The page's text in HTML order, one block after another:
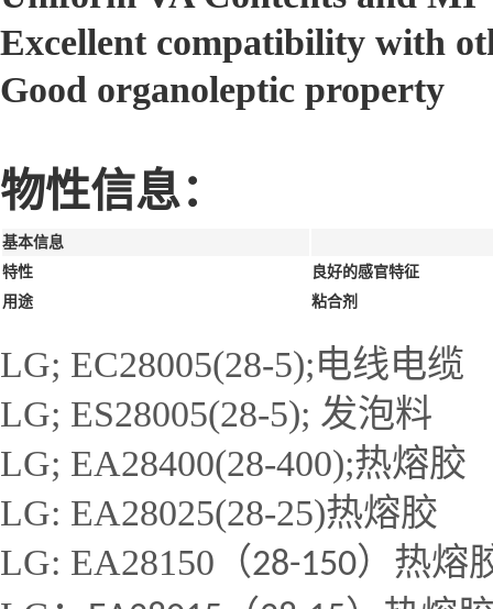
Excellent compatibility with
Good organoleptic property
物性信息：
基本信息
特性
良好的感官特征
用途
粘合剂
LG; EC28005(28-5);电线电缆
LG; ES28005(28-5); 发泡料
LG; EA28400(28-400);热熔胶
LG: EA28025(28-25)热熔胶
LG: EA28150（28-150）热熔